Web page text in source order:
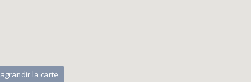
agrandir la carte